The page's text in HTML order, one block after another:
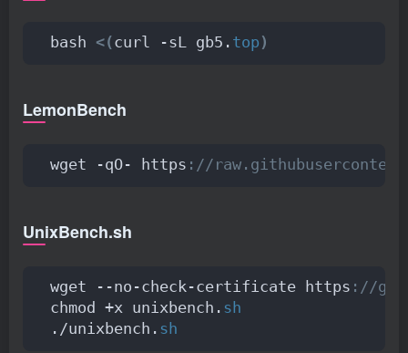
bash <(curl -sL gb5. top )
LemonBench
wget -qO- https ://
UnixBench.sh
wget --no-check-certificate https ://
chmod +x unixbench. sh
./unixbench. sh